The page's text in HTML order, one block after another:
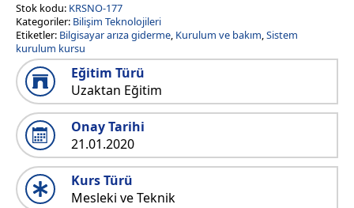
Stok kodu: KRSNO-177
Kategoriler: Bilişim Teknolojileri
Etiketler: Bilgisayar arıza giderme, Kurulum ve bakım,Sistem
kurulum kursu
Eğitim Türü
Uzaktan Eğitim
Onay Tarihi
21.01.2020
Kurs Türü
Mesleki ve Teknik